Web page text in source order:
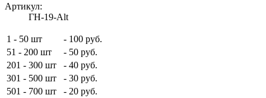
Артикул:
ГН-19-Alt
1 - 50 шт - 100 руб.
51 - 200 шт
- 50 руб.
201 - 300 шт
- 40 руб.
301 - 500 шт
- 30 руб.
501 - 700 шт
- 20 руб.